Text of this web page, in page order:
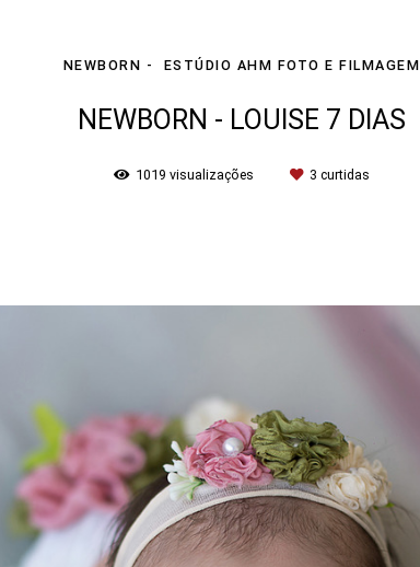
NEWBORN ESTÚDIO AHM FOTO E FILMAGEM
NEWBORN - LOUISE 7 DIAS
1019 visualizações 3 curtidas